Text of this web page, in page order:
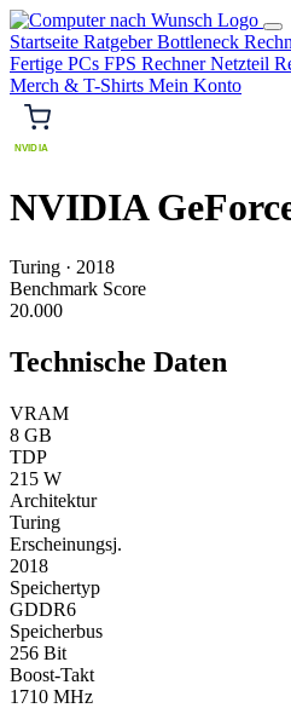
Startseite RatgeberBottleneck
Fertige PCs FPS RechnerNetzteil
Merch & T-Shirts Mein Konto
NVIDIA
NVIDIA
Turing · 2018
Benchmark Score
20.000
Technische Daten
VRAM
8 GB
TDP
215 W
Architektur
Turing
Erscheinungsj.
2018
Speichertyp
GDDR6
Speicherbus
256 Bit
Boost-Takt
1710 MHz